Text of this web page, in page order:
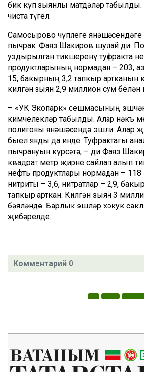
бик күп зыянлы матдәләр табылды.
чиста түгел.
Самосырово чүплеге
пычрак. Фаяз Шакиров шулай ди.
уздырылган тикшеренү туфракта
продуктларының нормадан – 203,
15, бакырның 3,2 тапкыр артканын
килгән зыян 2,9 миллион сум белән
– «УК Экопарк» оешмасының
кимчелекләр табылды. Алар нәкъ
полигоны янәшәсендә эшли. Алар
быел янды да инде. Туфрактагы
пычрануын күрсәтә, – ди Фаяз
квадрат метр җирне сайлап алып
нефть продуктлары нормадан – 118
нитриты – 3,6, нитратлар – 2,9,
тапкыр арткан. Килгән зыян 3
бәяләнде. Барлык эшләр хокук
җибәрелде.
Комментарий 0